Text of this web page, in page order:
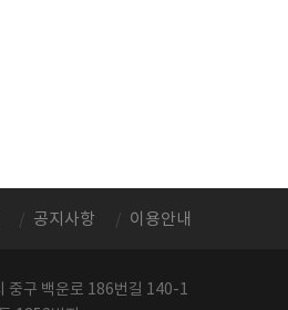
공지사항 이용안내
중구 백운로 186번길 140-1